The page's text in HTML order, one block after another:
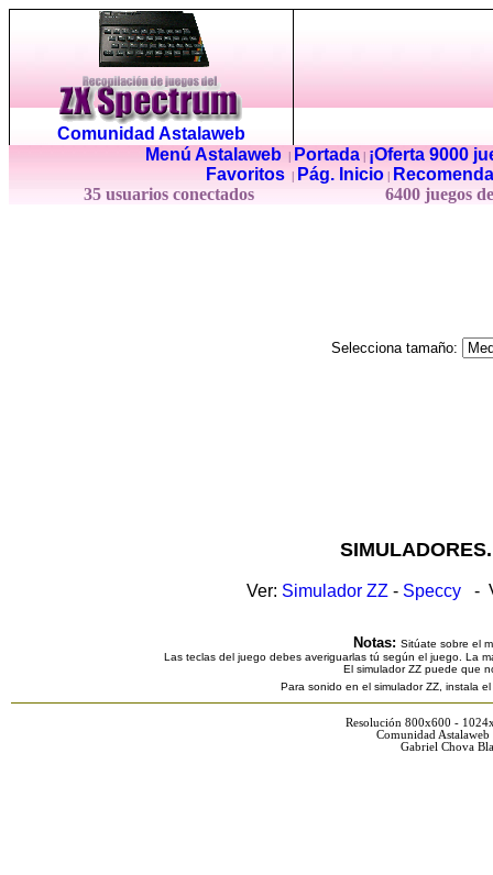
Comunidad Astalaweb
Menú Astalaweb| Portada|
¡Oferta 9000
Favoritos
Pág. Inicio
35 usuarios conectados
6400 juegos
Selecciona tamaño:
Ver: Simulador ZZ - Speccy -
Notas: Sitúate sobre el
Las teclas del juego debes averiguarlas tú según el juego. La
El simulador ZZ puede que
Para sonido en el simulador ZZ, instala
Resolución 800x600 -
Comunidad
Gabriel Chova